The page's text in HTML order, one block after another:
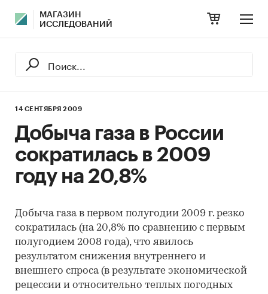
МАГАЗИН
ИССЛЕДОВАНИЙ
14 СЕНТЯБРЯ 2009
Добыча газа в России
сократилась в 2009
году на 20,8%
Добыча газа в первом полугодии 2009 г. резко
сократилась (на 20,8% по сравнению с первым
полугодием 2008 года), что явилось
результатом снижения внутреннего и
внешнего спроса (в результате экономической
рецессии и относительно теплых погодных